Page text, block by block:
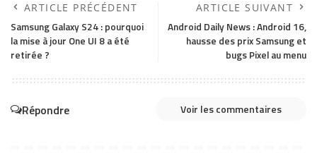
ARTICLE PRÉCÉDENT
Samsung Galaxy S24 : pourquoi
la mise à jour One UI 8 a été
retirée ?
ARTICLE SUIVANT
Android Daily News : Android 16,
hausse des prix Samsung et
bugs Pixel au menu
Répondre Voir les commentaires